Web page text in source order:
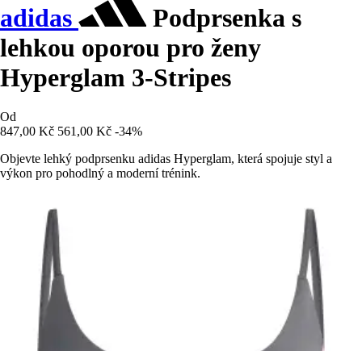
adidas
Podprsenka s
lehkou oporou pro ženy
Hyperglam 3-Stripes
Od
847,00 Kč 561,00 Kč -34%
Objevte lehký podprsenku adidas Hyperglam, která spojuje styl a
výkon pro pohodlný a moderní trénink.